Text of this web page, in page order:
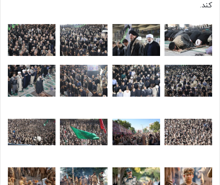
کند.